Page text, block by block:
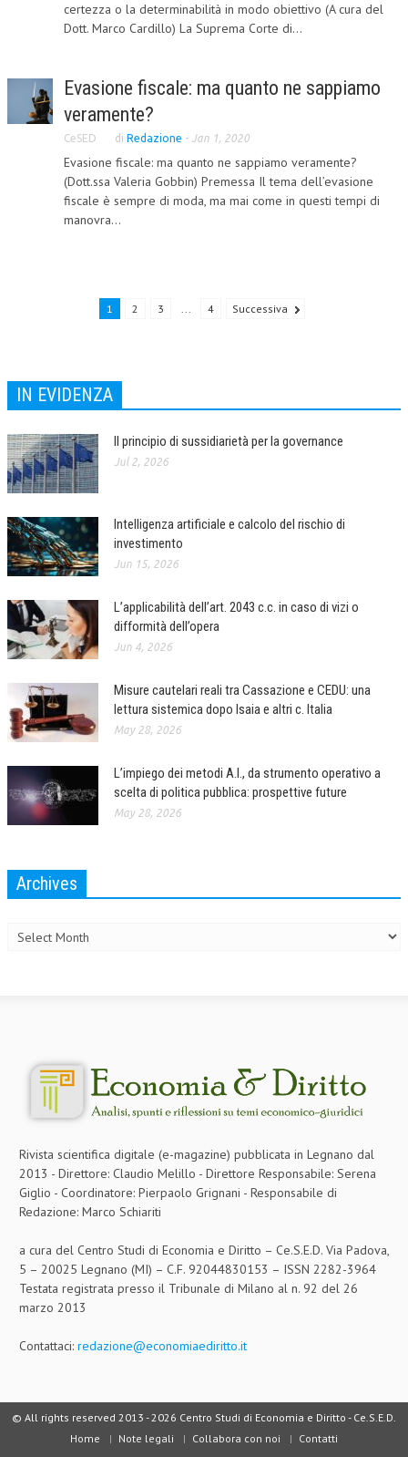
TRIBUTARIA
EUROPEA
COSTITUZIONALE
TRIBUTARIA
PENALE
ARCHIVIO EVENTI (FINO AL 2022)
BOLLETTINO FINANZIAMENTI
TELEGRAM
DOCUMENTI
MANUALI E MONOGRAFIE
TESI DI LAUREA
INVITI E PROMOZIONI
certezza o la determinabilità in modo obiettivo (A cura del
Dott. Marco Cardillo) La Suprema Corte di...
Evasione fiscale: ma quanto ne sappiamo
veramente?
CeSED di Redazione - Jan 1, 2020
Evasione fiscale: ma quanto ne sappiamo veramente?
(Dott.ssa Valeria Gobbin) Premessa Il tema dell’evasione
fiscale è sempre di moda, ma mai come in questi tempi di
manovra...
1 2 3 ... 4 Successiva
IN EVIDENZA
Il principio di sussidiarietà per la governance
Jul 2, 2026
Intelligenza artificiale e calcolo del rischio di
investimento
Jun 15, 2026
L’applicabilità dell’art. 2043 c.c. in caso di vizi o
difformità dell’opera
Jun 4, 2026
Misure cautelari reali tra Cassazione e CEDU: una
lettura sistemica dopo Isaia e altri c. Italia
May 28, 2026
L’impiego dei metodi A.I., da strumento operativo a
scelta di politica pubblica: prospettive future
May 28, 2026
Archives
Rivista scientifica digitale (e-magazine) pubblicata in Legnano dal
2013 - Direttore: Claudio Melillo - Direttore Responsabile: Serena
Giglio - Coordinatore: Pierpaolo Grignani - Responsabile di
Redazione: Marco Schiariti
a cura del Centro Studi di Economia e Diritto – Ce.S.E.D. Via Padova,
5 – 20025 Legnano (MI) – C.F. 92044830153 – ISSN 2282-3964
Testata registrata presso il Tribunale di Milano al n. 92 del 26
marzo 2013
Contattaci: redazione@economiaediritto.it
© All rights reserved 2013 -2026 Centro Studi di Economia e Diritto - Ce.S.E.D.
Home
Note legali Collabora con noi Contatti